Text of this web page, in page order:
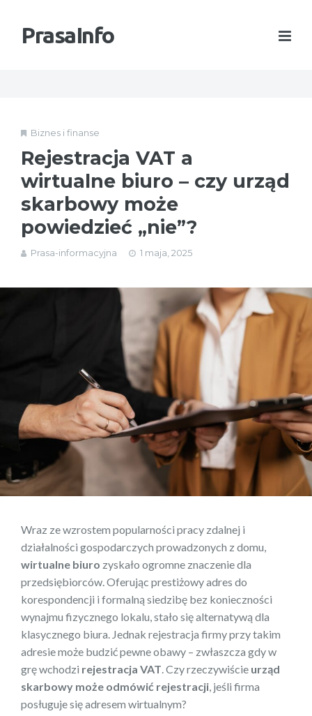
PrasaInfo
Biznes i finanse
Rejestracja VAT a
wirtualne biuro – czy urząd
skarbowy może
powiedzieć „nie”?
Prasa-informacyjna 1 maja, 2025
Wraz ze wzrostem popularności pracy zdalnej i
działalności gospodarczych prowadzonych z domu,
wirtualne biuro zyskało ogromne znaczenie dla
przedsiębiorców. Oferując prestiżowy adres do
korespondencji i formalną siedzibę bez konieczności
wynajmu fizycznego lokalu, stało się alternatywą dla
klasycznego biura. Jednak rejestracja firmy przy takim
adresie może budzić pewne obawy – zwłaszcza gdy w
grę wchodzi rejestracja VAT . Czy rzeczywiście urząd
skarbowy może odmówić rejestracji , jeśli firma
posługuje się adresem wirtualnym?